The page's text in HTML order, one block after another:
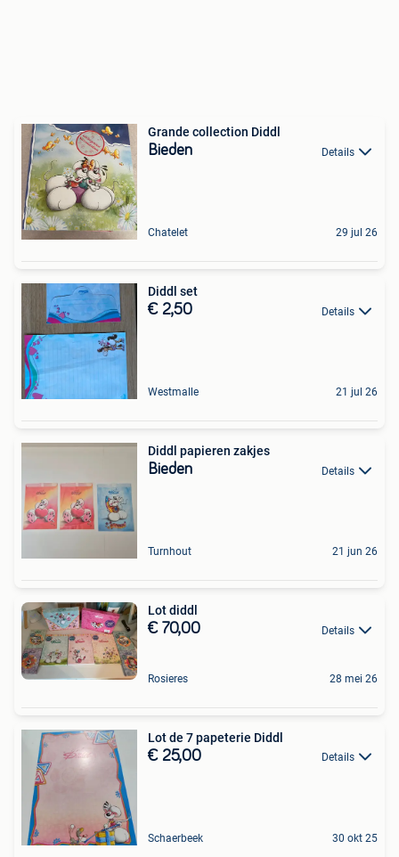
Grande collection Diddl
Bieden Details
Chatelet 29 jul 26
Diddl set
€ 2,50 Details
Westmalle 21 jul 26
Diddl papieren zakjes
Bieden Details
Turnhout 21 jun 26
Lot diddl
€ 70,00 Details
Rosieres 28 mei 26
Lot de 7 papeterie Diddl
€ 25,00 Details
Schaerbeek 30 okt 25